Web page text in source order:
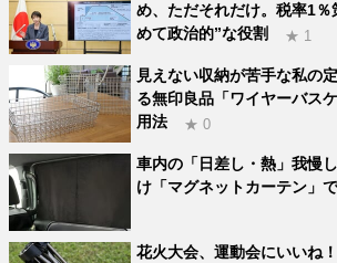
め、ただそれだけ。税率1
めて政治的”な役割
★ 1
見えない収納が苦手な私の
る無印良品「ワイヤーバス
用法
★ 0
車内の「日差し・熱」我慢
け「マグネットカーテン」
花火大会、運動会にいいね